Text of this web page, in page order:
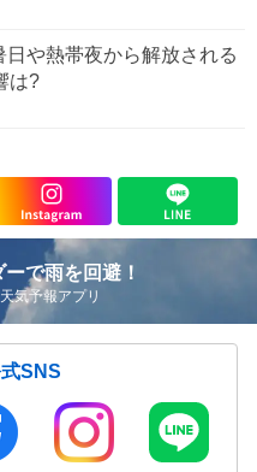
や熱帯夜から解放される
は?
で雨を回避！
気予報アプリ
SNS